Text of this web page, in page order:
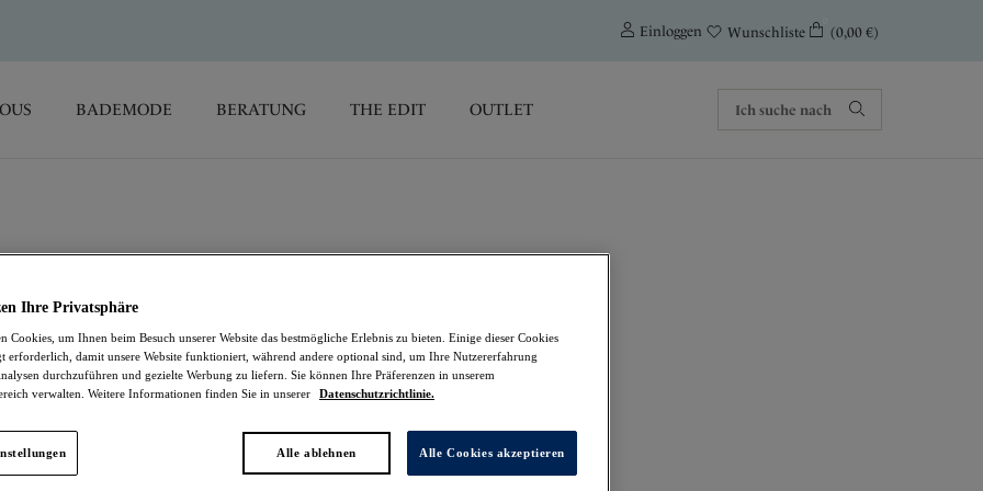
Einloggen Wunschliste (0,00 €)
BADEMODE BERATUNG THE EDIT OUTLET
Kontakt
kontakt@fantasie.com
Ihre Privatsphäre
Cookies, um Ihnen beim Besuch unserer Website das bestmögliche Erlebnis zu bieten. Einige dieser Cookies
erforderlich, damit unsere Website funktioniert, während andere optional sind, um Ihre Nutzererfahrung
durchzuführen und gezielte Werbung zu liefern. Sie können Ihre Präferenzen in unserem
verwalten. Weitere Informationen finden Sie in unserer
Datenschutzrichtlinie.
Alle ablehnen Alle Cookies akzeptieren